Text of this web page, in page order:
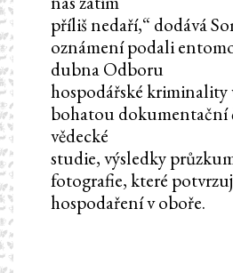
příliš nedaří,“ dodává
oznámení podali
dubna Odboru
hospodářské
bohatou dokumentační
vědecké
studie, výsledky
fotografie, které
hospodaření v oboře.